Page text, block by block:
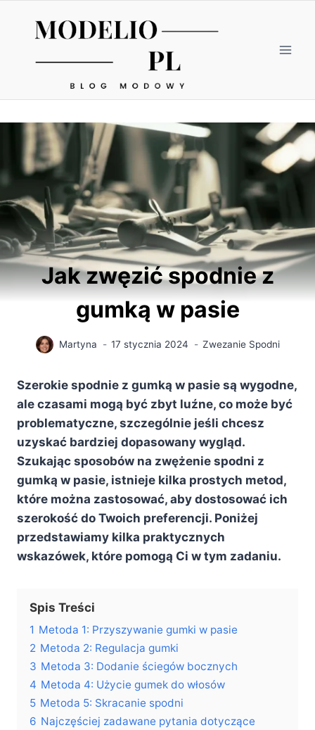
Jak zwęzić spodnie z
gumką w pasie
Martyna 17 stycznia 2024 Zwezanie Spodni
Szerokie spodnie z gumką w pasie są wygodne,
ale czasami mogą być zbyt luźne, co może być
problematyczne, szczególnie jeśli chcesz
uzyskać bardziej dopasowany wygląd.
Szukając sposobów na zwężenie spodni z
gumką w pasie, istnieje kilka prostych metod,
które można zastosować, aby dostosować ich
szerokość do Twoich preferencji. Poniżej
przedstawiamy kilka praktycznych
wskazówek, które pomogą Ci w tym zadaniu.
Spis Treści
1 Metoda 1: Przyszywanie gumki w pasie
2 Metoda 2: Regulacja gumki
3 Metoda 3: Dodanie ściegów bocznych
4 Metoda 4: Użycie gumek do włosów
5 Metoda 5: Skracanie spodni
6 Najczęściej zadawane pytania dotyczące